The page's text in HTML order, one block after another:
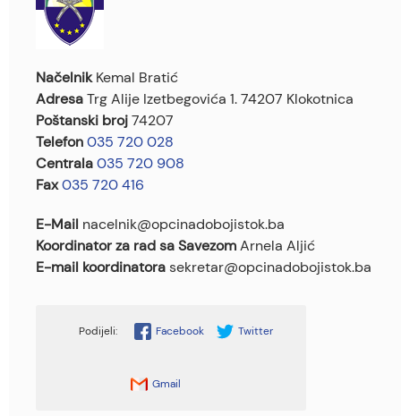
Načelnik Kemal Bratić
AdresaTrg Alije Izetbegovića 1. 74207 Klokotnica
Poštanski broj74207
Telefon035 720 028
Centrala035 720 908
Fax035 720 416
E-Mail nacelnik@opcinadobojistok.ba
Koordinator za rad sa SavezomArnela Aljić
E-mail koordinatorasekretar@opcinadobojistok.ba
Facebook Twitter
Gmail